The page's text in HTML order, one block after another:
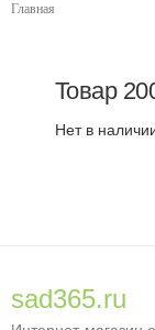
Главная
Товар
Нет в
sad365.ru